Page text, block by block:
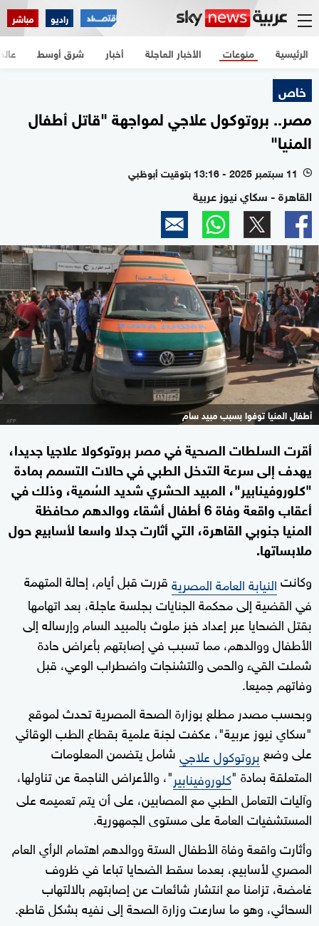
راديو مباشر
الرئيسية الأخبار العاجلة أخبار شرق أوسط منوعات
خاص
مصر.. بروتوكول علاجي لمواجهة "قاتل أطفال
المنيا"
l 11 سبتمبر 2025 - 13:16 بتوقيت أبوظبي
القاهرة - سكاي نيوز عربية
أطفال المنيا توفوا بسبب مبيد سام
أقرت السلطات الصحية في مصر بروتوكولا علاجيا جديدا،
يهدف إلى سرعة التدخل الطبي في حالات التسمم بمادة
"كلوروفينابير"، المبيد الحشري شديد السُمية، وذلك في
أعقاب واقعة وفاة 6 أطفال أشقاء ووالدهم محافظة
المنيا جنوبي القاهرة، التي أثارت جدلا واسعا لأسابيع حول
ملابساتها.
وكانتالنيابة العامة المصريةقررت قبل أيام، إحالة المتهمة
في القضية إلى محكمة الجنايات بجلسة عاجلة، بعد اتهامها
بقتل الضحايا عبر إعداد خبز ملوث بالمبيد السام وإرساله إلى
الأطفال ووالدهم، مما تسبب في إصابتهم بأعراض حادة
شملت القيء والحمى والتشنجات واضطراب الوعي، قبل
وفاتهم جميعا.
وبحسب مصدر مطلع بوزارة الصحة المصرية تحدث لموقع
"سكاي نيوز عربية"، عكفت لجنة علمية بقطاع الطب الوقائي
على وضعبروتوكول علاجيشامل يتضمن المعلومات
المتعلقة بمادة "كلوروفينابير"، والأعراض الناجمة عن تناولها،
وآليات التعامل الطبي مع المصابين، على أن يتم تعميمه على
المستشفيات العامة على مستوى الجمهورية.
وأثارت واقعة وفاة الأطفال الستة ووالدهم اهتمام الرأي العام
المصري لأسابيع، بعدما سقط الضحايا تباعا في ظروف
غامضة، تزامنا مع انتشار شائعات عن إصابتهم بالالتهاب
السحائي، وهو ما سارعت وزارة الصحة إلى نفيه بشكل قاطع.